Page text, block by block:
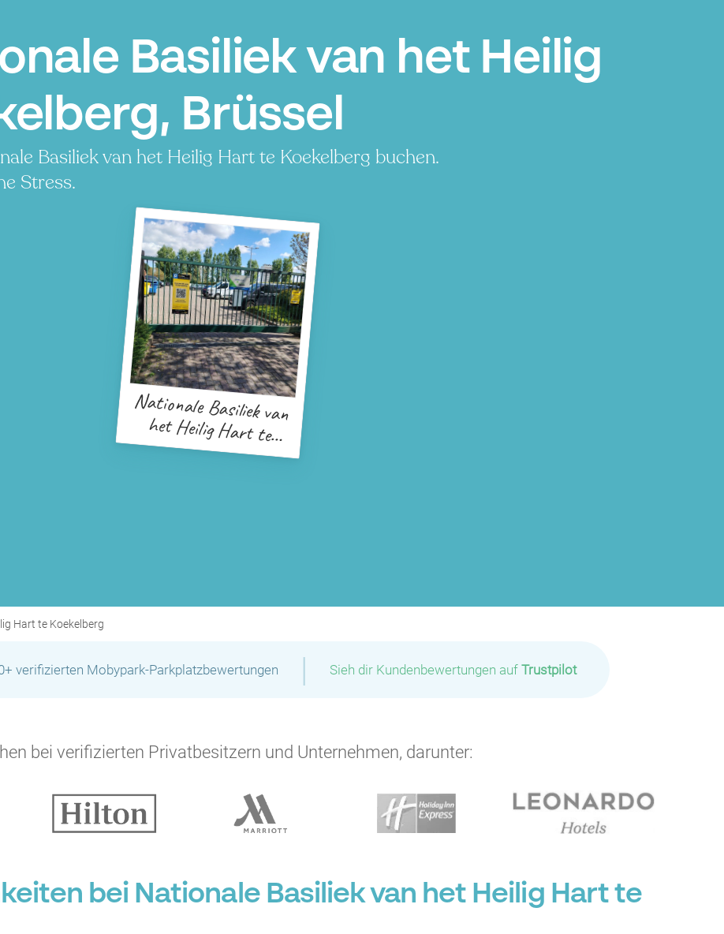
Basiliek van het Heilig
Brüssel
Basiliek van het Heilig Hart te Koekelberg buchen.
Stress.
Nationale Basiliek van
het Heilig Hart te
Koekelberg
Hart te Koekelberg
verifizierten Mobypark-Parkplatzbewertungen | Sieh dir Kundenbewertungen auf Trustpilot
bei verifizierten Privatbesitzern und Unternehmen, darunter:
bei Nationale Basiliek van het Heilig Hart te
P
P
P